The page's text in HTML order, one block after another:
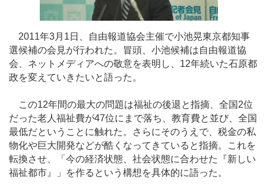
2011年3月1日、自由報道協会主催で小池晃東京都知事
選候補の会見が行われた。冒頭、小池候補は自由報道協
会、ネットメディアへの敬意を表明し、12年続いた石原都
政を変えていきたいと語った。
この12年間の最大の問題は福祉の後退と指摘、全国2位
だった老人福祉費が47位にまで落ち、教育費と並び、全国
最低だということに触れた。さらにそのうえで、税金の私
物化や巨大開発などが酷くなってきていると指摘。これを
転換させ、「今の経済状態、社会状態に合わせた『新しい
福祉都市』」を作るという構想を具体的に語った。